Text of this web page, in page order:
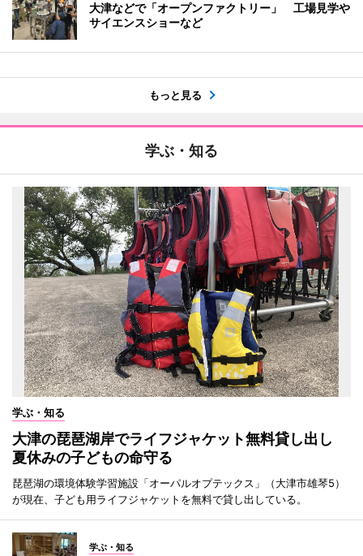
大津などで「オープンファクトリー」 工場見学や
サイエンスショーなど
もっと見る
学ぶ・知る
学ぶ・知る
大津の琵琶湖岸でライフジャケット無料貸し出し
夏休みの子どもの命守る
琵琶湖の環境体験学習施設「オーパルオプテックス」（大津市雄琴5）
が現在、子ども用ライフジャケットを無料で貸し出している。
学ぶ・知る